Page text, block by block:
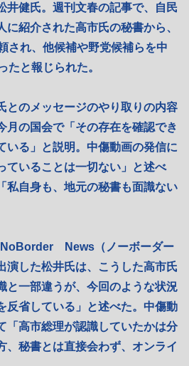
井健氏。週刊文春の記事で、自民
に紹介された高市氏の秘書から、
され、他候補や野党候補らを中
たと報じられた。
のメッセージのやり取りの内容
月の国会で「その存在を確認でき
いる」と説明。中傷動画の発信に
ていることは一切ない」と述べ
私自身も、地元の秘書も面識ない
NoBorder News（ノーボーダー
演した松井氏は、こうした高市氏
と一部違うが、今回のような状況
反省している」と述べた。中傷動
「高市総理が認識していたかは分
、秘書とは直接会わず、オンライ